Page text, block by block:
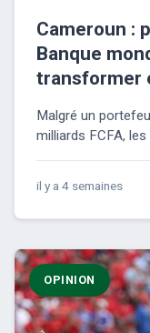
Cameroun :
Banque
transformer
Malgré un
milliards FCFA,
il y a 4 semaines
OPINION